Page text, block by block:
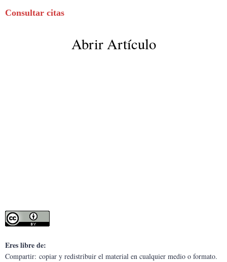
Consultar citas
Abrir Artículo
Eres libre de:
Compartir: copiar y redistribuir el material en cualquier medio o formato.